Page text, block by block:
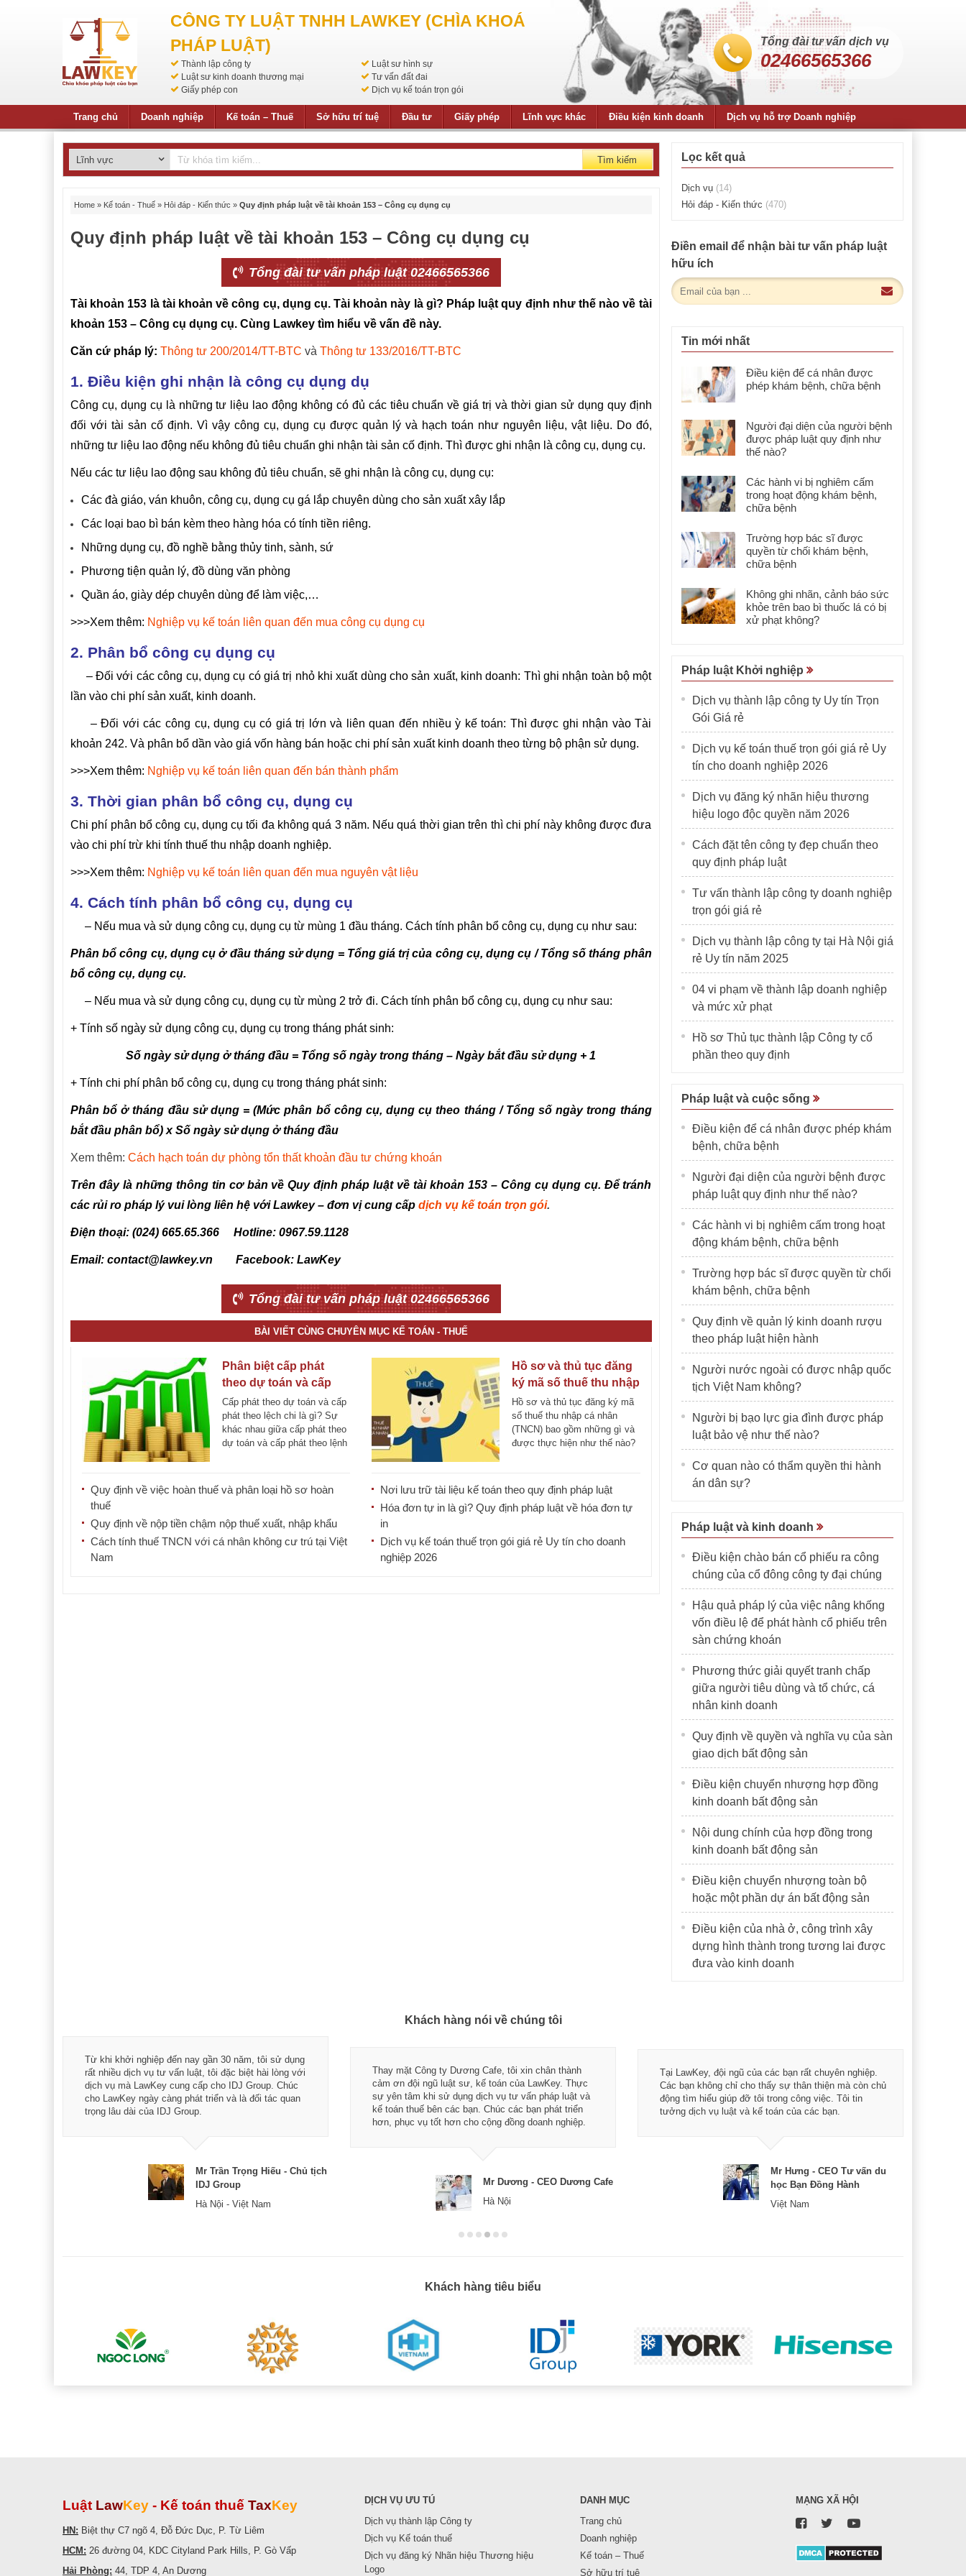
CÔNG TY LUẬT TNHH LAWKEY (CHÌA KHOÁ
PHÁP LUẬT)
Thành lập công ty
Luật sư hình sự
Luật sư kinh doanh thương mại
Tư vấn đất đai
Giấy phép con
Dịch vụ kế toán trọn gói
Tổng đài tư vấn dịch vụ
02466565366
Trang chủ Doanh nghiệp Kế toán – Thuế Sở hữu trí tuệ Đầu tư Giấy phép Lĩnh vực khác Điều kiện kinh doanh Dịch vụ hỗ trợ Doanh nghiệp
Tìm kiếm
Home » Kế toán - Thuế » Hỏi đáp - Kiến thức » Quy định pháp luật về tài khoản 153 – Công cụ dụng cụ
Quy định pháp luật về tài khoản 153 – Công cụ dụng cụ
Tổng đài tư vấn pháp luật 02466565366
Tài khoản 153 là tài khoản về công cụ, dụng cụ. Tài khoản này là gì? Pháp luật quy định như thế nào về tài
khoản 153 – Công cụ dụng cụ. Cùng Lawkey tìm hiểu về vấn đề này.
Căn cứ pháp lý: Thông tư 200/2014/TT-BTC và Thông tư 133/2016/TT-BTC
1. Điều kiện ghi nhận là công cụ dụng dụ
Công cụ, dụng cụ là những tư liệu lao động không có đủ các tiêu chuẩn về giá trị và thời gian sử dụng quy định
đối với tài sản cố định. Vì vậy công cụ, dụng cụ được quản lý và hạch toán như nguyên liệu, vật liệu. Do đó,
những tư liệu lao động nếu không đủ tiêu chuẩn ghi nhận tài sản cố định. Thì được ghi nhận là công cụ, dụng cụ.
Nếu các tư liệu lao động sau không đủ tiêu chuẩn, sẽ ghi nhận là công cụ, dụng cụ:
Các đà giáo, ván khuôn, công cụ, dụng cụ gá lắp chuyên dùng cho sản xuất xây lắp
Các loại bao bì bán kèm theo hàng hóa có tính tiền riêng.
Những dụng cụ, đồ nghề bằng thủy tinh, sành, sứ
Phương tiện quản lý, đồ dùng văn phòng
Quần áo, giày dép chuyên dùng để làm việc,…
>>>Xem thêm: Nghiệp vụ kế toán liên quan đến mua công cụ dụng cụ
2. Phân bổ công cụ dụng cụ
– Đối với các công cụ, dụng cụ có giá trị nhỏ khi xuất dùng cho sản xuất, kinh doanh: Thì ghi nhận toàn bộ một
lần vào chi phí sản xuất, kinh doanh.
– Đối với các công cụ, dụng cụ có giá trị lớn và liên quan đến nhiều ỳ kế toán: Thì được ghi nhận vào Tài
khoản 242. Và phân bổ dần vào giá vốn hàng bán hoặc chi phí sản xuất kinh doanh theo từng bộ phận sử dụng.
>>>Xem thêm: Nghiệp vụ kế toán liên quan đến bán thành phẩm
3. Thời gian phân bổ công cụ, dụng cụ
Chi phí phân bổ công cụ, dụng cụ tối đa không quá 3 năm. Nếu quá thời gian trên thì chi phí này không được đưa
vào chi phí trừ khi tính thuế thu nhập doanh nghiệp.
>>>Xem thêm: Nghiệp vụ kế toán liên quan đến mua nguyên vật liệu
4. Cách tính phân bổ công cụ, dụng cụ
– Nếu mua và sử dụng công cụ, dụng cụ từ mùng 1 đầu tháng. Cách tính phân bổ công cụ, dụng cụ như sau:
Phân bổ công cụ, dụng cụ ở đầu tháng sử dụng = Tổng giá trị của công cụ, dụng cụ / Tổng số tháng phân
bổ công cụ, dụng cụ.
– Nếu mua và sử dụng công cụ, dụng cụ từ mùng 2 trở đi. Cách tính phân bổ công cụ, dụng cụ như sau:
+ Tính số ngày sử dụng công cụ, dụng cụ trong tháng phát sinh:
Số ngày sử dụng ở tháng đầu = Tổng số ngày trong tháng – Ngày bắt đầu sử dụng + 1
+ Tính chi phí phân bổ công cụ, dụng cụ trong tháng phát sinh:
Phân bổ ở tháng đầu sử dụng = (Mức phân bổ công cụ, dụng cụ theo tháng / Tổng số ngày trong tháng
bắt đầu phân bổ) x Số ngày sử dụng ở tháng đầu
Xem thêm: Cách hạch toán dự phòng tổn thất khoản đầu tư chứng khoán
Trên đây là những thông tin cơ bản về Quy định pháp luật về tài khoản 153 – Công cụ dụng cụ. Để tránh
các rủi ro pháp lý vui lòng liên hệ với Lawkey – đơn vị cung cấp dịch vụ kế toán trọn gói.
Điện thoại: (024) 665.65.366 Hotline: 0967.59.1128
Email: contact@lawkey.vn Facebook: LawKey
Tổng đài tư vấn pháp luật 02466565366
BÀI VIẾT CÙNG CHUYÊN MỤC KẾ TOÁN - THUẾ
Phân biệt cấp phát
theo dự toán và cấp
phát theo lệnh chi
Cấp phát theo dự toán và cấp
phát theo lệch chi là gì? Sự
khác nhau giữa cấp phát theo
dự toán và cấp phát theo lệnh
Quy định về việc hoàn thuế và phân loại hồ sơ hoàn
thuế
Quy định về nộp tiền chậm nộp thuế xuất, nhập khẩu
Cách tính thuế TNCN với cá nhân không cư trú tại Việt
Nam
Hồ sơ và thủ tục đăng
ký mã số thuế thu nhập
cá nhân
Hồ sơ và thủ tục đăng ký mã
số thuế thu nhập cá nhân
(TNCN) bao gồm những gì và
được thực hiện như thế nào?
Nơi lưu trữ tài liệu kế toán theo quy định pháp luật
Hóa đơn tự in là gì? Quy định pháp luật về hóa đơn tự
in
Dịch vụ kế toán thuế trọn gói giá rẻ Uy tín cho doanh
nghiệp 2026
Lọc kết quả
Dịch vụ (14)
Hỏi đáp - Kiến thức (470)
Điền email để nhận bài tư vấn pháp luật
hữu ích
Tin mới nhất
Điều kiện để cá nhân được
phép khám bệnh, chữa bệnh
Người đại diện của người bệnh
được pháp luật quy định như
thế nào?
Các hành vi bị nghiêm cấm
trong hoạt động khám bệnh,
chữa bệnh
Trường hợp bác sĩ được
quyền từ chối khám bệnh,
chữa bệnh
Không ghi nhãn, cảnh báo sức
khỏe trên bao bì thuốc lá có bị
xử phạt không?
Pháp luật Khởi nghiệp
Dịch vụ thành lập công ty Uy tín Trọn
Gói Giá rẻ
Dịch vụ kế toán thuế trọn gói giá rẻ Uy
tín cho doanh nghiệp 2026
Dịch vụ đăng ký nhãn hiệu thương
hiệu logo độc quyền năm 2026
Cách đặt tên công ty đẹp chuẩn theo
quy định pháp luật
Tư vấn thành lập công ty doanh nghiệp
trọn gói giá rẻ
Dịch vụ thành lập công ty tại Hà Nội giá
rẻ Uy tín năm 2025
04 vi phạm về thành lập doanh nghiệp
và mức xử phạt
Hồ sơ Thủ tục thành lập Công ty cổ
phần theo quy định
Pháp luật và cuộc sống
Điều kiện để cá nhân được phép khám
bệnh, chữa bệnh
Người đại diện của người bệnh được
pháp luật quy định như thế nào?
Các hành vi bị nghiêm cấm trong hoạt
động khám bệnh, chữa bệnh
Trường hợp bác sĩ được quyền từ chối
khám bệnh, chữa bệnh
Quy định về quản lý kinh doanh rượu
theo pháp luật hiện hành
Người nước ngoài có được nhập quốc
tịch Việt Nam không?
Người bị bạo lực gia đình được pháp
luật bảo vệ như thế nào?
Cơ quan nào có thẩm quyền thi hành
án dân sự?
Pháp luật và kinh doanh
Điều kiện chào bán cổ phiếu ra công
chúng của cổ đông công ty đại chúng
Hậu quả pháp lý của việc nâng khống
vốn điều lệ để phát hành cổ phiếu trên
sàn chứng khoán
Phương thức giải quyết tranh chấp
giữa người tiêu dùng và tổ chức, cá
nhân kinh doanh
Quy định về quyền và nghĩa vụ của sàn
giao dịch bất động sản
Điều kiện chuyển nhượng hợp đồng
kinh doanh bất động sản
Nội dung chính của hợp đồng trong
kinh doanh bất động sản
Điều kiện chuyển nhượng toàn bộ
hoặc một phần dự án bất động sản
Điều kiện của nhà ở, công trình xây
dựng hình thành trong tương lai được
đưa vào kinh doanh
Khách hàng nói về chúng tôi
Từ khi khởi nghiệp đến nay gần 30 năm, tôi sử dụng
rất nhiều dịch vụ tư vấn luật, tôi đặc biệt hài lòng với
dịch vụ mà LawKey cung cấp cho IDJ Group. Chúc
cho LawKey ngày càng phát triển và là đối tác quan
trọng lâu dài của IDJ Group.
Mr Trần Trọng Hiếu - Chủ tịch
IDJ Group
Hà Nội - Việt Nam
Thay mặt Công ty Dương Cafe, tôi xin chân thành
cảm ơn đội ngũ luật sư, kế toán của LawKey. Thực
sự yên tâm khi sử dụng dịch vụ tư vấn pháp luật và
kế toán thuế bên các bạn. Chúc các bạn phát triển
hơn, phục vụ tốt hơn cho cộng đồng doanh nghiệp.
Mr Dương - CEO Dương Cafe
Hà Nội
Tại LawKey, đội ngũ của các bạn rất chuyên nghiệp.
Các bạn không chỉ cho thấy sự thân thiện mà còn chủ
động tìm hiểu giúp đỡ tôi trong công việc. Tôi tin
tưởng dịch vụ luật và kế toán của các bạn.
Mr Hưng - CEO Tư vấn du
học Bạn Đồng Hành
Việt Nam
Khách hàng tiêu biểu
Luật LawKey - Kế toán thuế TaxKey
HN: Biệt thự C7 ngõ 4, Đỗ Đức Dục, P. Từ Liêm
HCM: 26 đường 04, KDC Cityland Park Hills, P. Gò Vấp
Hải Phòng: 44, TDP 4, An Dương
DỊCH VỤ ƯU TÚ
Dịch vụ thành lập Công ty
Dịch vụ Kế toán thuế
Dịch vụ đăng ký Nhãn hiệu Thương hiệu
Logo
DANH MỤC
Trang chủ
Doanh nghiệp
Kế toán – Thuế
Sở hữu trí tuệ
MẠNG XÃ HỘI